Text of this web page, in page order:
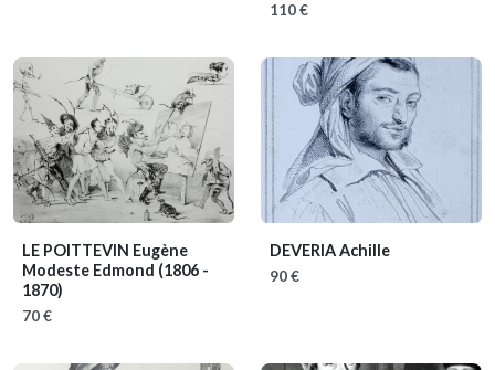
110 €
LE POITTEVIN Eugène
Modeste Edmond (1806 -
1870)
70 €
DEVERIA Achille
90 €